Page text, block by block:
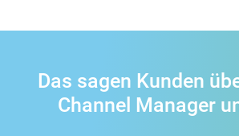
Das sagen Kunden
Channel Manager